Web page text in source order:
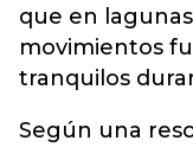
que en
movimientos
tranquilos
Según una